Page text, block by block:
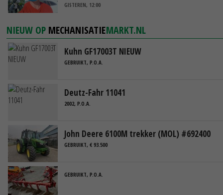
GISTEREN, 12:00
NIEUW OP MECHANISATIEMARKT.NL
Kuhn GF17003T NIEUW
GEBRUIKT, P.O.A.
Deutz-Fahr 11041
2002, P.O.A.
John Deere 6100M trekker (MOL) #692400
GEBRUIKT, € 93.500
GEBRUIKT, P.O.A.